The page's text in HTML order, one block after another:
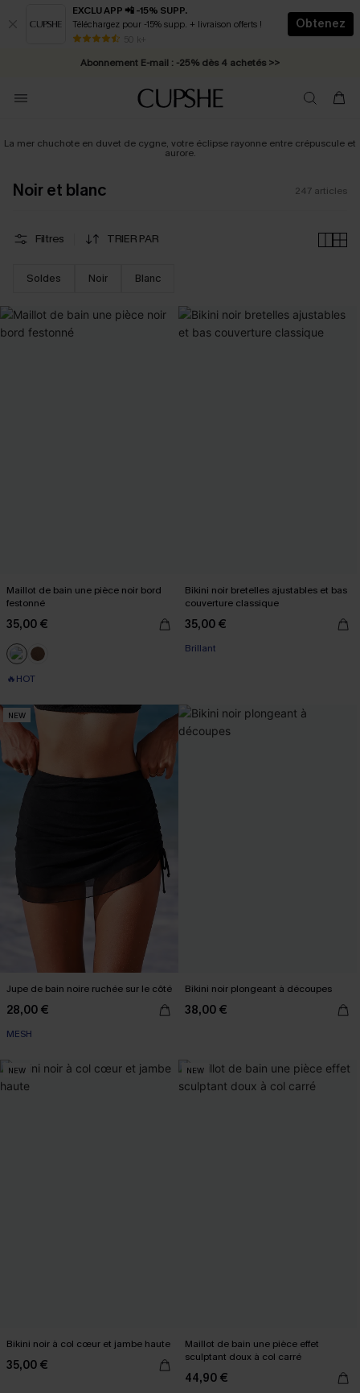
EXCLU APP 📲 -15% SUPP.
Téléchargez pour -15% supp. + livraison offerts !
50 k+
Obtenez
* Livraison éclair 2-3 jours ouvrés >>
Abonnement E-mail : -25% dès 4 achetés >>
La mer chuchote en duvet de cygne, votre éclipse rayonne entre crépuscule et
aurore.
Noir et blanc 247 articles
Filtres TRIER PAR
Soldes Noir Blanc
Maillot de bain une pièce noir bord
festonné
35,00 €
🔥HOT
Bikini noir bretelles ajustables et bas
couverture classique
35,00 €
Brillant
NEW
Jupe de bain noire ruchée sur le côté
28,00 €
MESH
Bikini noir plongeant à découpes
38,00 €
NEW
Bikini noir à col cœur et jambe haute
35,00 €
NEW
Maillot de bain une pièce effet
sculptant doux à col carré
44,90 €